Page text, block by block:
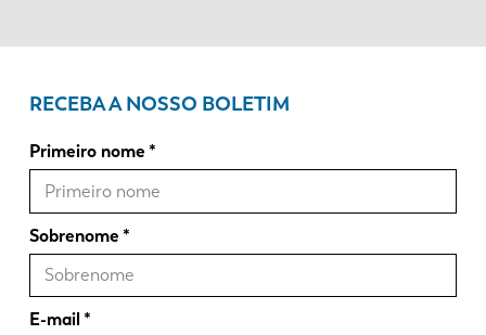
RECEBA A NOSSO BOLETIM
Primeiro nome
Sobrenome
E-mail